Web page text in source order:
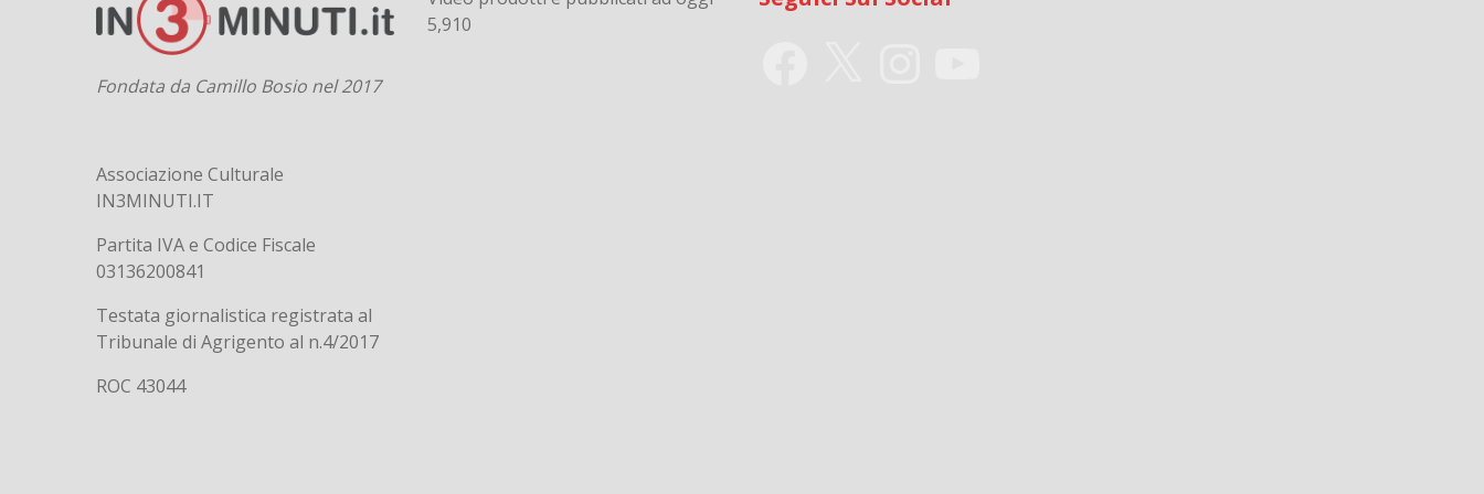
Fondata da Camillo Bosio nel 2017
Associazione Culturale
IN3MINUTI.IT
Partita IVA e Codice Fiscale
03136200841
Testata giornalistica registrata al
Tribunale di Agrigento al n.4/2017
ROC 43044
5,910